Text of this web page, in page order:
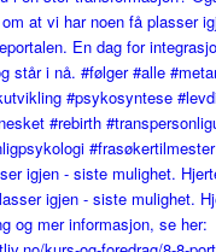
igjen - siste mulighet.